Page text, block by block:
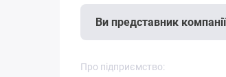
Ви представник
Про підприємство: